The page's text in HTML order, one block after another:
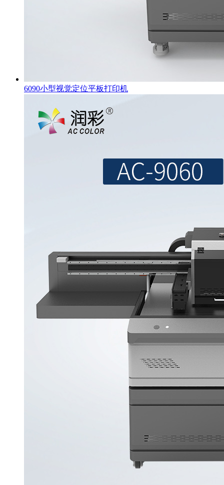
6090小型视觉定位平板打印机